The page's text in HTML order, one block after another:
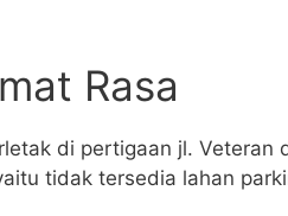
Rasa
di pertigaan jl. Veteran
tidak tersedia lahan